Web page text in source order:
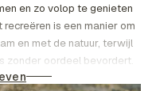
en zo volop te genieten
is een manier om
en met de natuur, terwijl
zonder oordeel bevordert.